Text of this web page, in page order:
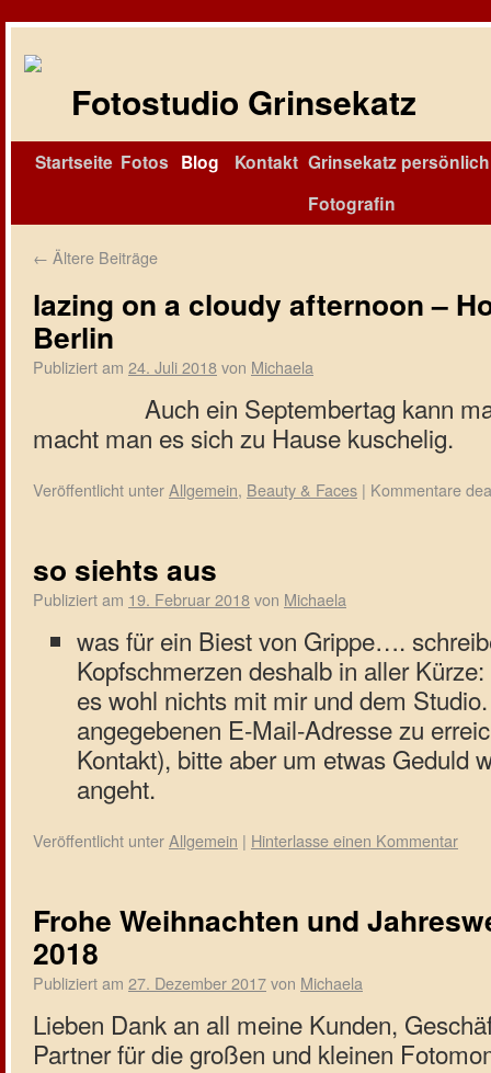
Fotostudio Grinsekatz
Startseite Fotos Blog Kontakt Grinsekatz
Fotografin
← Ältere Beiträge
lazing on a cloudy afternoon –
Berlin
Publiziert am 24. Juli 2018von Michaela
Auch ein Septembertag kann
macht man es sich zu Hause kuschelig.
Veröffentlicht unterAllgemein, Beauty & Faces | Kommentare
so siehts aus
Publiziert am 19. Februar 2018von Michaela
was für ein Biest von Grippe….
Kopfschmerzen deshalb in aller
es wohl nichts mit mir und dem
angegebenen E-Mail-Adresse zu
Kontakt), bitte aber um etwas Geduld
angeht.
Veröffentlicht unterAllgemein | Hinterlasse einen Kommentar
Frohe Weihnachten und
2018
Publiziert am 27. Dezember 2017von Michaela
Lieben Dank an all meine Kunden,
Partner für die großen und kleinen